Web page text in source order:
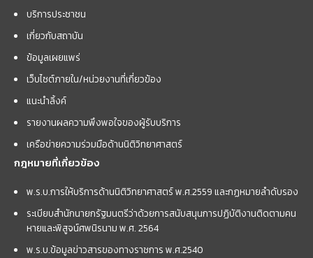
บริการประชาชน
เกี่ยวกับสถาบัน
ข้อมูลเผยแพร่
เว็บไซต์ภายใน/หน่วยงานที่เกี่ยวข้อง
แนะนำลิ้งค์
รายงานผลความพึงพอใจของผู้รับบริการ
เครือข่ายความร่วมมือด้านนิติวิทยาศาสตร์
กฎหมายที่เกี่ยวข้อง
พ.ร.บ.การให้บริการด้านนิติวิทยาศาสตร์ พ.ศ.2559 และกฏหมายลำดับรอง
ระเบียบสำนักนายกรัฐมนตรีว่าด้วยการสนับสนุนการปฏิบัติงานติดตามคน
หายและพิสูจน์ศพนิรนาม พ.ศ. 2564
พ.ร.บ.ข้อมูลข่าวสารของทางราชการ พ.ศ.2540